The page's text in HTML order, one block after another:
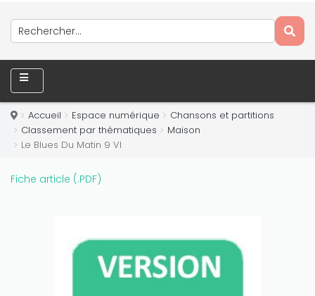
Accueil Espace numérique
Chansons et partitions
Classement par thématiques
Maison
Le Blues Du Matin 9 VI
Fiche article (.PDF)
Only play at
amount on your credits!